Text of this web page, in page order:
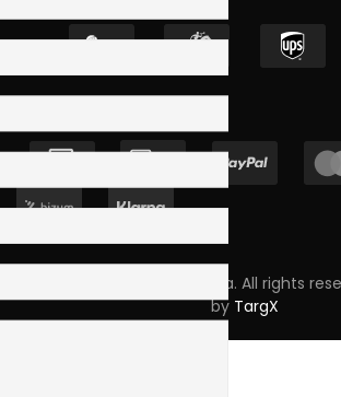
Copyright © 2023 Skpro, Lda. All rights
by TargX